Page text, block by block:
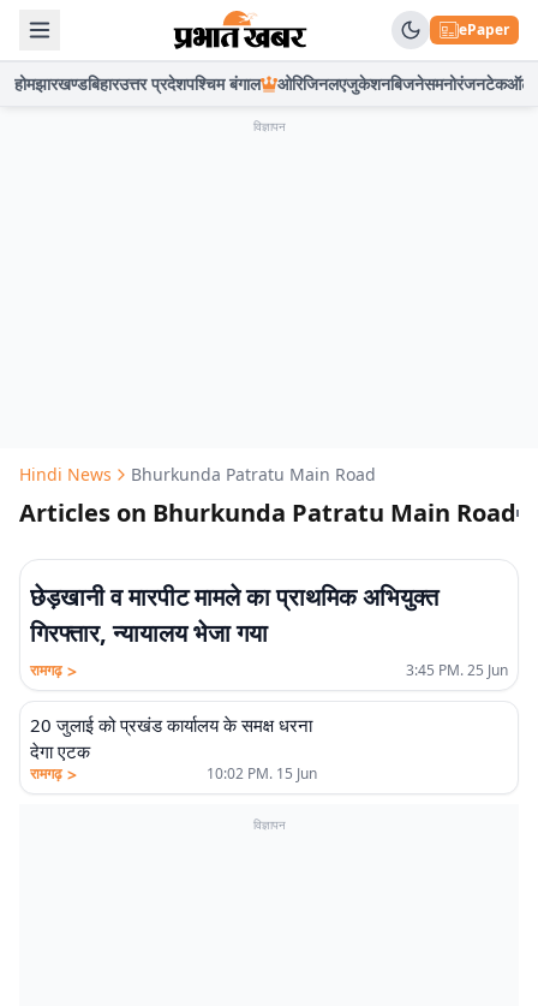
ePaper
होमझारखण्डबिहारउत्तर प्रदेशपश्चिम बंगाल ओरिजिनलएजुकेशनबिजनेसमनोरंजनटेकऑटो
विज्ञापन
Hindi News Bhurkunda Patratu Main Road
Articles on Bhurkunda Patratu Main Road
छेड़खानी व मारपीट मामले का प्राथमिक अभियुक्त
गिरफ्तार, न्यायालय भेजा गया
रामगढ़ > 3:45 PM. 25 Jun
20 जुलाई को प्रखंड कार्यालय के समक्ष धरना
देगा एटक
रामगढ़ > 10:02 PM. 15 Jun
विज्ञापन